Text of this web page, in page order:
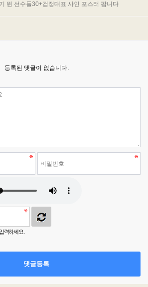
뛴 선수들30+검정대표 사인 포스터 팝니다
등록된 댓글이 없습니다.
력하세요.
댓글등록